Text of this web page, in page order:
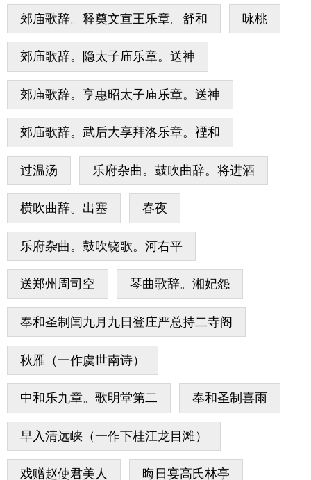
郊庙歌辞。释奠文宣王乐章。舒和 咏桃
郊庙歌辞。隐太子庙乐章。送神
郊庙歌辞。享惠昭太子庙乐章。送神
郊庙歌辞。武后大享拜洛乐章。禋和
过温汤 乐府杂曲。鼓吹曲辞。将进酒
横吹曲辞。出塞 春夜
乐府杂曲。鼓吹铙歌。河右平
送郑州周司空 琴曲歌辞。湘妃怨
奉和圣制闰九月九日登庄严总持二寺阁
秋雁（一作虞世南诗）
中和乐九章。歌明堂第二 奉和圣制喜雨
早入清远峡（一作下桂江龙目滩）
戏赠赵使君美人 晦日宴高氏林亭